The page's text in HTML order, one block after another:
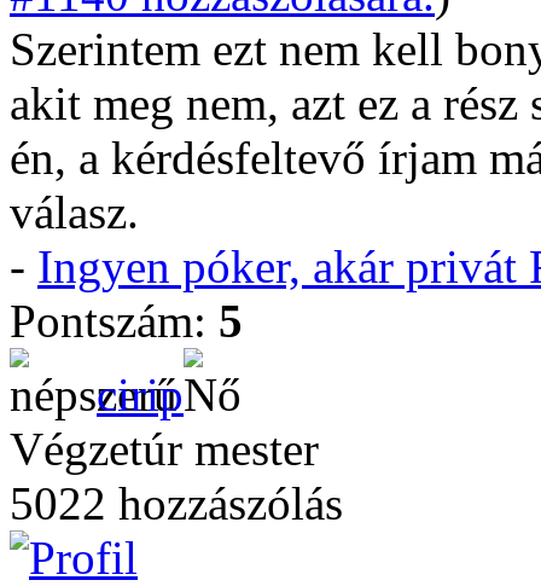
Szerintem ezt nem kell
akit meg nem, azt ez a
én, a kérdésfeltevő írjam
válasz.
- Ingyen póker, akár privát
Pontszám: 5
cirip
Végzetúr mester
5022 hozzászólás